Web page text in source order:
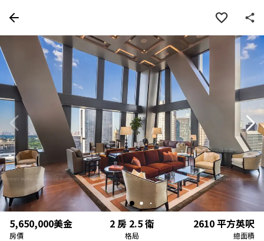
5,650,000美金 2 房 2.5 衛 2610平方英呎
房價 格局 總面積
周